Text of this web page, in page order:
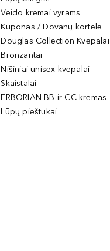
Veido kremai vyrams
Kuponas / Dovanų kortelė
Douglas Collection Kvepalai
Bronzantai
Nišiniai unisex kvepalai
Skaistalai
ERBORIAN BB ir CC kremas
Lūpų pieštukai